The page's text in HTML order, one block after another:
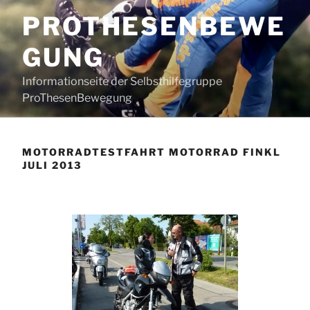
Zum
Inhalt
springenPROTHESENBEWE
GUNG
Informationseite der Selbsthilfegruppe
ProThesenBewegung
MOTORRADTESTFAHRT MOTORRAD FINKL
JULI 2013